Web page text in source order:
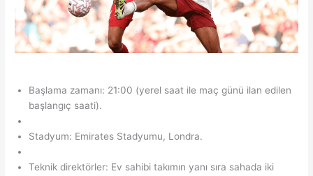
Başlama zamanı: 21:00 (yerel saat ile maç günü ilan edilen
başlangıç saati).
Stadyum: Emirates Stadyumu, Londra.
Teknik direktörler: Ev sahibi takımın yanı sıra sahada iki